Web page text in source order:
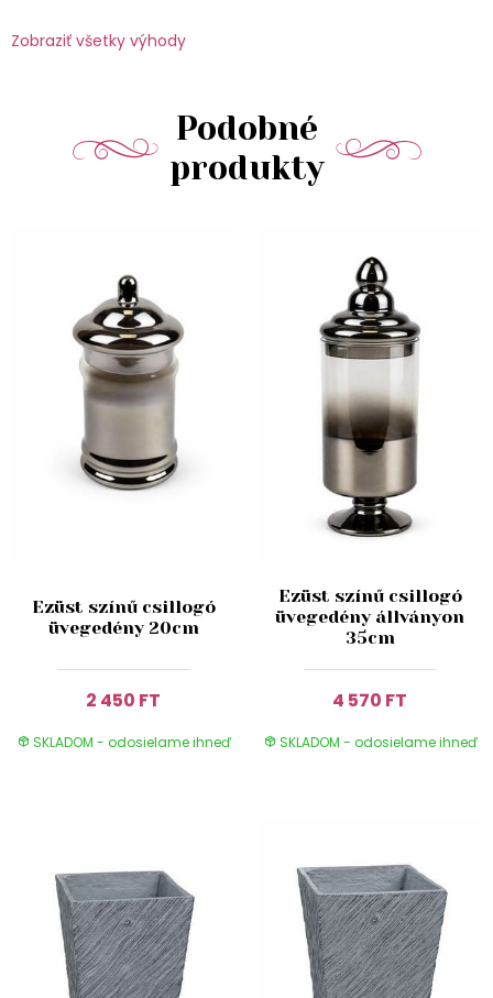
Zobraziť všetky výhody
Podobné
produkty
Ezüst színű csillogó
üvegedény 20cm
2 450 FT
SKLADOM - odosielame ihneď
Ezüst színű csillogó
üvegedény állványon
35cm
4 570 FT
SKLADOM - odosielame ihneď